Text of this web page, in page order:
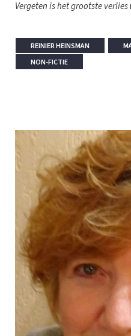
Vergeten is het grootste verlies
REINIER HEINSMAN
NON-FICTIE